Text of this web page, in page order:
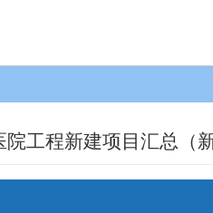
院工程新建项目汇总（